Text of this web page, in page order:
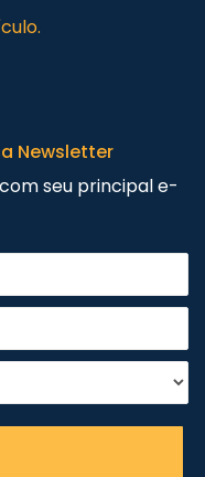
Newsletter
seu principal e-